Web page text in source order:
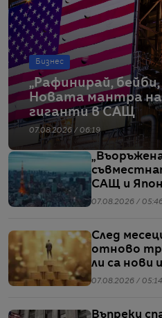
Бизнес
„Рафинирай,
Новата мантра
гиганти в САЩ
07.08.2026 / 06:19
САЩ и
07.08.2026 /
След
отново
ли са нови
07.08.2026 / 05:14
Въпреки